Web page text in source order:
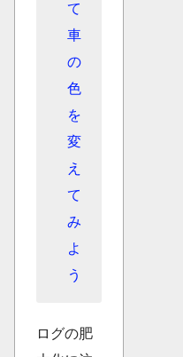
て
車
の
色
を
変
え
て
み
よ
う
ログの肥